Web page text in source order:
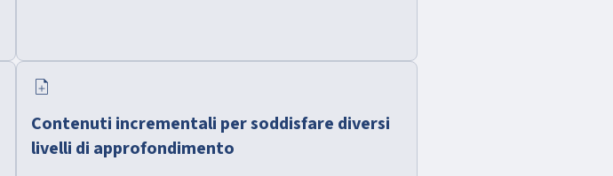
note_add
Contenuti incrementali per soddisfare diversi
livelli di approfondimento